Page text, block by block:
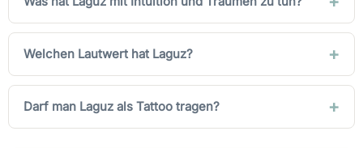
Welchen Lautwert hat Laguz?
Darf man Laguz als Tattoo tragen?